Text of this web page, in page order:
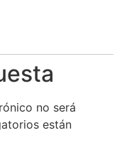
no será
están